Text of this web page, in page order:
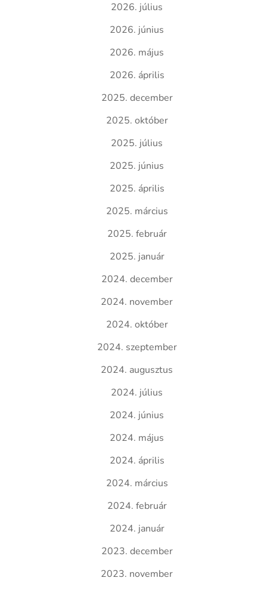
2026. július
2026. június
2026. május
2026. április
2025. december
2025. október
2025. július
2025. június
2025. április
2025. március
2025. február
2025. január
2024. december
2024. november
2024. október
2024. szeptember
2024. augusztus
2024. július
2024. június
2024. május
2024. április
2024. március
2024. február
2024. január
2023. december
2023. november